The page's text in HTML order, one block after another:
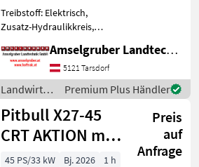
Treibstoff: Elektrisch,
Zusatz-Hydraulikkreis,
Schnellwechselrahmen,
hydr. Geräteverriegelung,
Elektroantrieb 12 to
Planetenachsen, Z-
Kinematik, 2.500 kg Hubkraf
Amselgruber Landtechnik GmbH
5121 Tarsdorf
Landwirtsch.
Motorfahrzeuge
/ Pitbull
Premium Plus Händler
Pitbull X27-45
CRT AKTION mit
Österreichpaket
Preis
auf
Anfrage
45 PS/33 kW Bj. 2026
1 h